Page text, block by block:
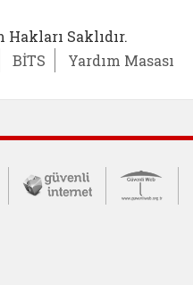
Hakları Saklıdır.
BİTS Yardım Masası
İletişim Merkezi
Çocuklar Güvende (yeni
Güvenli